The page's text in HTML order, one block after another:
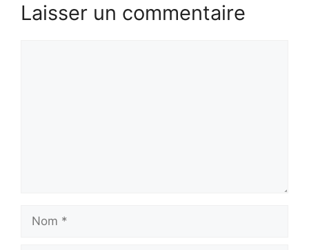
Laisser un commentaire
Nom